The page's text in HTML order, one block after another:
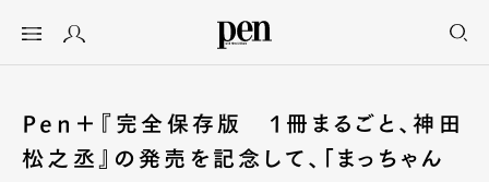
Pen＋『完全保存版 1冊まるごと、神田
松之丞』の発売を記念して、「まっちゃん